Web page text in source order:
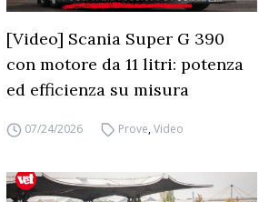
[Video] Scania Super G 390
con motore da 11 litri: potenza
ed efficienza su misura
07/24/2026 Prove,Video